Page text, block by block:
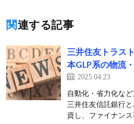
関連する記事
三井住友トラス
本GLP系の物流
2025.04.23
自動化・省力化な
三井住友信託銀行
資し、ファイナン